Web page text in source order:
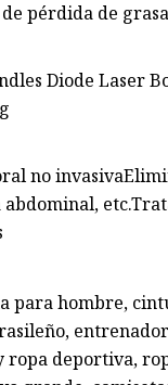
pérdida de
no
para hombre,
ropa deportiva,